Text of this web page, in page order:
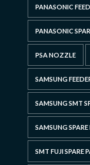
PANASONIC
PANASONIC
PSA NOZZLE
SAMSUNG
SAMSUNG SMT
SAMSUNG
SMT FUJI SPARE